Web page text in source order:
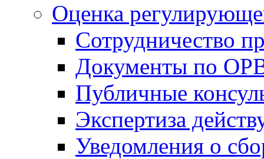
Оценка
Сотрудничество
Документы по
Публичные
Экспертиза
Уведомления о